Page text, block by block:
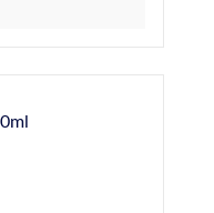
Untergründen.